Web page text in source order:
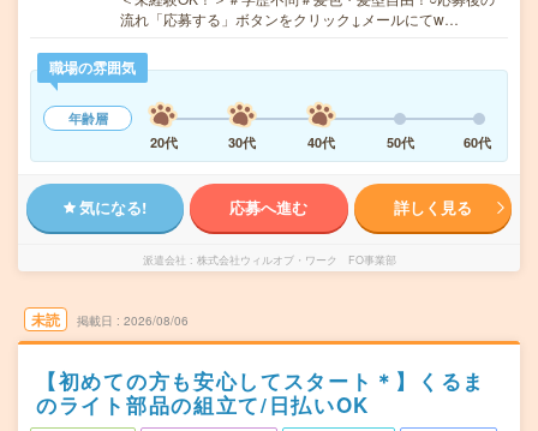
流れ「応募する」ボタンをクリック↓メールにてw…
職場の雰囲気
年齢層
20代
30代 40代 50代 60代
気になる! 応募へ進む 詳しく見る
派遣会社 株式会社ウィルオブ・ワーク FO事業部
未読 掲載日 2026/08/06
【初めての方も安心してスタート＊】くるま
のライト部品の組立て/日払いOK